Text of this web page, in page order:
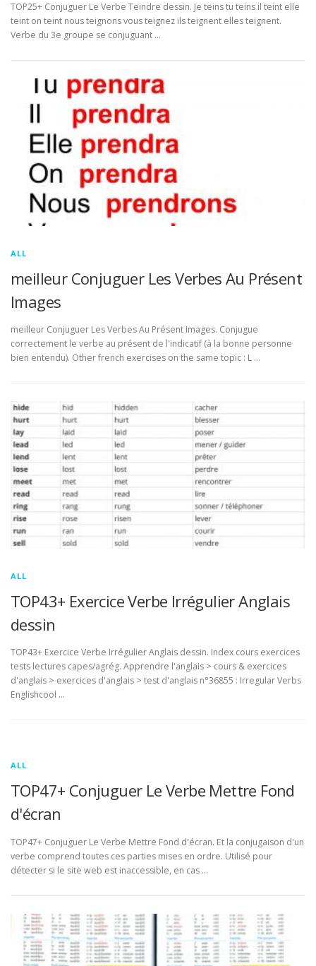
TOP25+ Conjuguer Le Verbe Teindre dessin. Je teins tu teins il teint elle
teint on teint nous teignons vous teignez ils teignent elles teignent.
Verbe du 3e groupe se conjuguant …
ALL
meilleur Conjuguer Les Verbes Au Présent
Images
meilleur Conjuguer Les Verbes Au Présent Images. Conjugue
correctement le verbe au présent de l'indicatif (à la bonne personne
bien entendu). Other french exercises on the same topic : L …
ALL
TOP43+ Exercice Verbe Irrégulier Anglais
dessin
TOP43+ Exercice Verbe Irrégulier Anglais dessin. Index cours exercices
tests lectures capes/agrég. Apprendre l'anglais > cours & exercices
d'anglais > exercices d'anglais > test d'anglais n°36855 : Irregular Verbs
Englishcool …
ALL
TOP47+ Conjuguer Le Verbe Mettre Fond
d'écran
TOP47+ Conjuguer Le Verbe Mettre Fond d'écran. Et la conjugaison d'un
verbe comprend toutes ces parties mises en ordre. Utilisé pour
détecter si le site web est inaccessible, en cas …